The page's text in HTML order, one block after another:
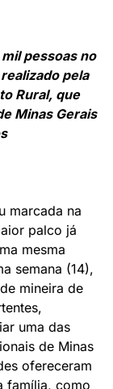
pessoas no
pela
Rural, que
Minas Gerais
marcada na
palco já
mesma
semana (14),
mineira de
uma das
de Minas
ofereceram
família, como